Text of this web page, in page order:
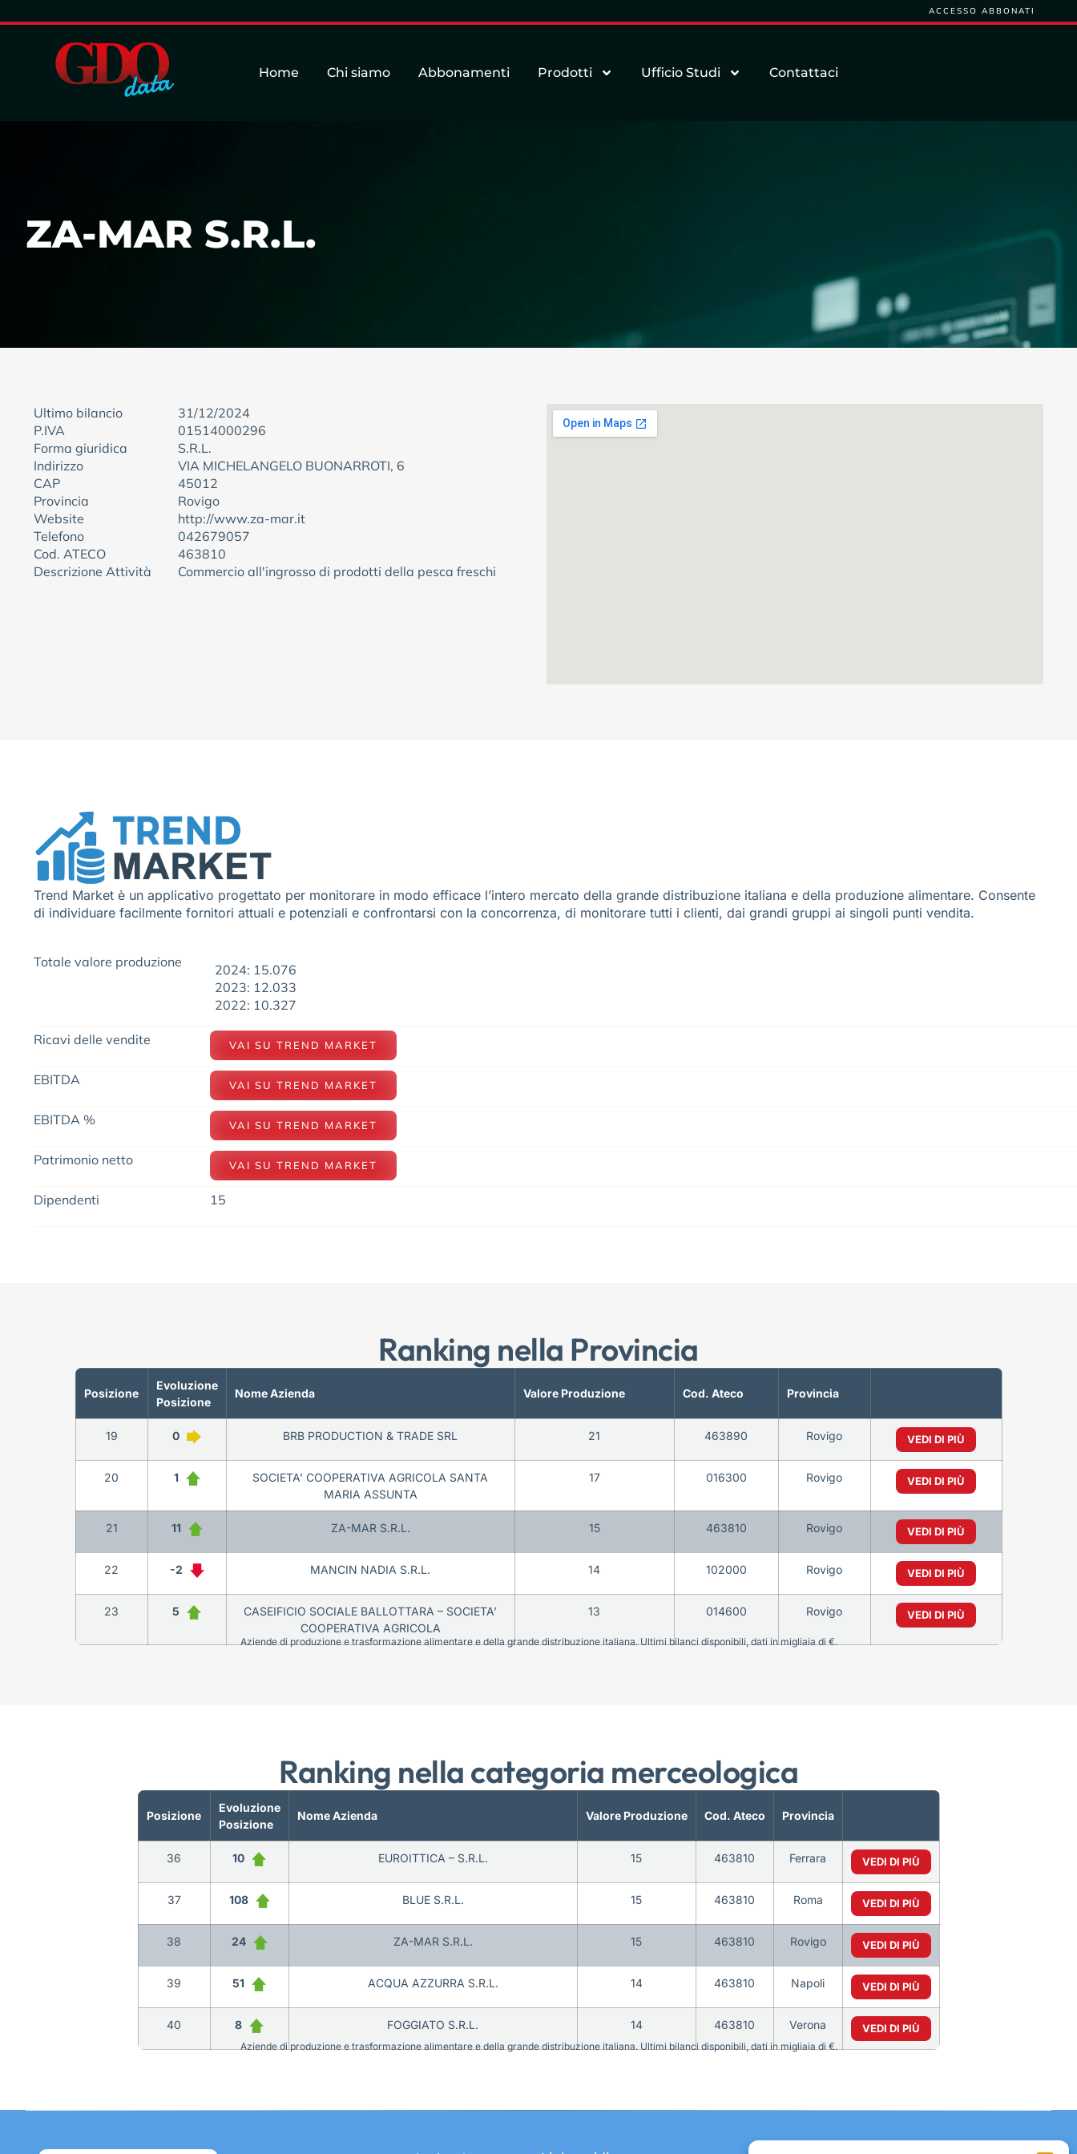
ACCESSO ABBONATI
Home Chi siamo Abbonamenti Prodotti Ufficio Studi Contattaci
ZA-MAR S.R.L.
Ultimo bilancio
31/12/2024
P.IVA
01514000296
Forma giuridica
S.R.L.
Indirizzo
VIA MICHELANGELO BUONARROTI, 6
CAP
45012
Provincia
Rovigo
Website
http://www.za-mar.it
Telefono
042679057
Cod. ATECO
463810
Descrizione Attività
Commercio all'ingrosso di prodotti della pesca freschi
Trend Market è un applicativo progettato per monitorare in modo efficace l’intero mercato della grande distribuzione italiana e della produzione alimentare. Consente
di individuare facilmente fornitori attuali e potenziali e confrontarsi con la concorrenza, di monitorare tutti i clienti, dai grandi gruppi ai singoli punti vendita.
Totale valore produzione
2024: 15.076
2023: 12.033
2022: 10.327
Ricavi delle vendite VAI SU TREND MARKET
EBITDA VAI SU TREND MARKET
EBITDA % VAI SU TREND MARKET
Patrimonio netto VAI SU TREND MARKET
Dipendenti 15
Ranking nella Provincia
Posizione
Evoluzione
Posizione
Nome Azienda Valore Produzione Cod. Ateco Provincia
19 0 BRB PRODUCTION & TRADE SRL 21 463890 Rovigo VEDI DI PIÙ
20 1
SOCIETA’ COOPERATIVA AGRICOLA SANTA
MARIA ASSUNTA
17 016300 Rovigo VEDI DI PIÙ
21 11 ZA-MAR S.R.L. 15 463810 Rovigo VEDI DI PIÙ
22 -2 MANCIN NADIA S.R.L. 14 102000 Rovigo VEDI DI PIÙ
23 5
CASEIFICIO SOCIALE BALLOTTARA – SOCIETA’
COOPERATIVA AGRICOLA
13 014600 Rovigo VEDI DI PIÙ
Aziende di produzione e trasformazione alimentare e della grande distribuzione italiana. Ultimi bilanci disponibili, dati in migliaia di €.
Ranking nella categoria merceologica
Posizione
Evoluzione
Posizione
Nome Azienda Valore Produzione Cod. Ateco Provincia
36 10 EUROITTICA – S.R.L. 15 463810 Ferrara VEDI DI PIÙ
37 108 BLUE S.R.L. 15 463810 Roma VEDI DI PIÙ
38 24 ZA-MAR S.R.L. 15 463810 Rovigo VEDI DI PIÙ
39 51 ACQUA AZZURRA S.R.L. 14 463810 Napoli VEDI DI PIÙ
40 8 FOGGIATO S.R.L. 14 463810 Verona VEDI DI PIÙ
Aziende di produzione e trasformazione alimentare e della grande distribuzione italiana. Ultimi bilanci disponibili, dati in migliaia di €.